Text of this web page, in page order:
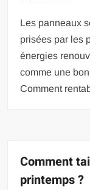
Les panneaux
prisées par les
énergies
comme une
Comment
Comment
printemps ?